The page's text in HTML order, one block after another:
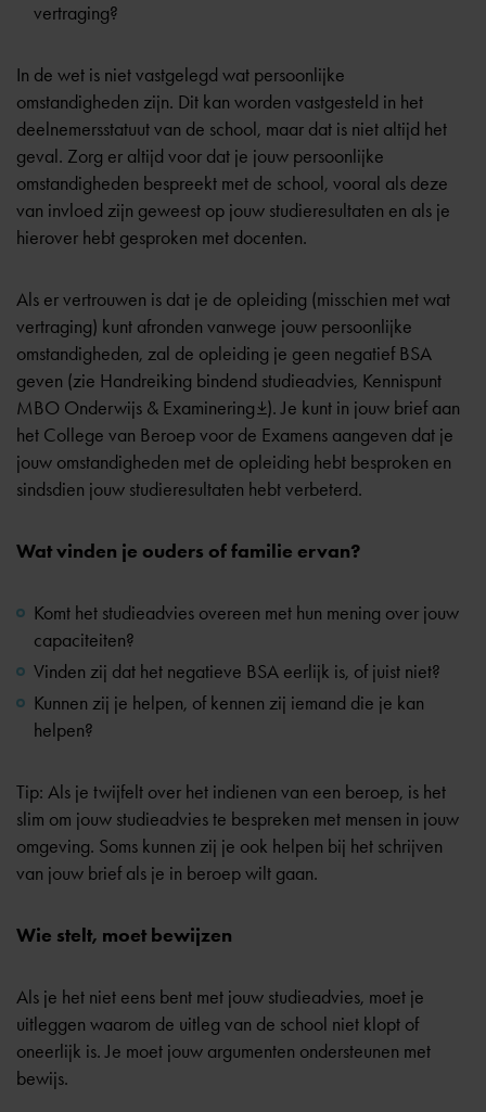
vertraging?
In de wet is niet vastgelegd wat persoonlijke
omstandigheden zijn. Dit kan worden vastgesteld in het
deelnemersstatuut van de school, maar dat is niet altijd het
geval. Zorg er altijd voor dat je jouw persoonlijke
omstandigheden bespreekt met de school, vooral als deze
van invloed zijn geweest op jouw studieresultaten en als je
hierover hebt gesproken met docenten.
Als er vertrouwen is dat je de opleiding (misschien met wat
vertraging) kunt afronden vanwege jouw persoonlijke
omstandigheden, zal de opleiding je geen negatief BSA
geven (zie Handreiking bindend studieadvies, Kennispunt
MBO Onderwijs & Examinering ). Je kunt in jouw brief aan
het College van Beroep voor de Examens aangeven dat je
jouw omstandigheden met de opleiding hebt besproken en
sindsdien jouw studieresultaten hebt verbeterd.
Wat vinden je ouders of familie ervan?
Komt het studieadvies overeen met hun mening over jouw
capaciteiten?
Vinden zij dat het negatieve BSA eerlijk is, of juist niet?
Kunnen zij je helpen, of kennen zij iemand die je kan
helpen?
Tip: Als je twijfelt over het indienen van een beroep, is het
slim om jouw studieadvies te bespreken met mensen in jouw
omgeving. Soms kunnen zij je ook helpen bij het schrijven
van jouw brief als je in beroep wilt gaan.
Wie stelt, moet bewijzen
Als je het niet eens bent met jouw studieadvies, moet je
uitleggen waarom de uitleg van de school niet klopt of
oneerlijk is. Je moet jouw argumenten ondersteunen met
bewijs.